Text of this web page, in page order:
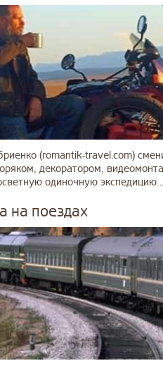
(romantik-travel.com)
декоратором,
одиночную экспедицию
на поездах